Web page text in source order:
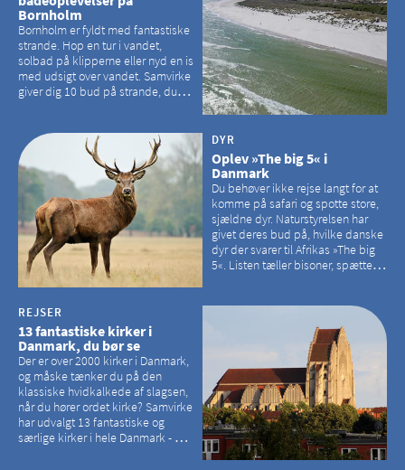
Bornholm
Bornholm er fyldt med fantastiske
strande. Hop en tur i vandet,
solbad på klipperne eller nyd en is
med udsigt over vandet. Samvirke
giver dig 10 bud på strande, du
DYR
Oplev »The big 5« i
Danmark
Du behøver ikke rejse langt for at
komme på safari og spotte store,
sjældne dyr. Naturstyrelsen har
givet deres bud på, hvilke danske
dyr der svarer til Afrikas »The big
5«. Listen tæller bisoner, spættede
REJSER
13 fantastiske kirker i
Danmark, du bør se
Der er over 2000 kirker i Danmark,
og måske tænker du på den
klassiske hvidkalkede af slagsen,
når du hører ordet kirke? Samvirke
har udvalgt 13 fantastiske og
særlige kirker i hele Danmark - og